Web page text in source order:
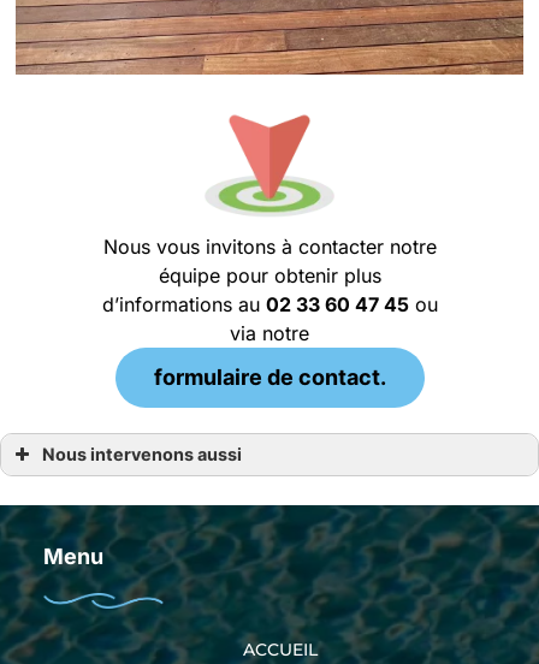
Nous vous invitons à contacter notre
équipe pour obtenir plus
d’informations au 02 33 60 47 45ou
via notre
formulaire de contact.
Nous intervenons aussi
Pisciniste à Paimpol
Pisciniste à Perros-Guirec
Pisciniste à Rennes
Pisciniste à Saint Grégoire
Pisciniste à Cesson Sévigné
Pisciniste à Pacé
Pisciniste à Betton
Pisciniste à Bruz
Menu
ACCUEIL